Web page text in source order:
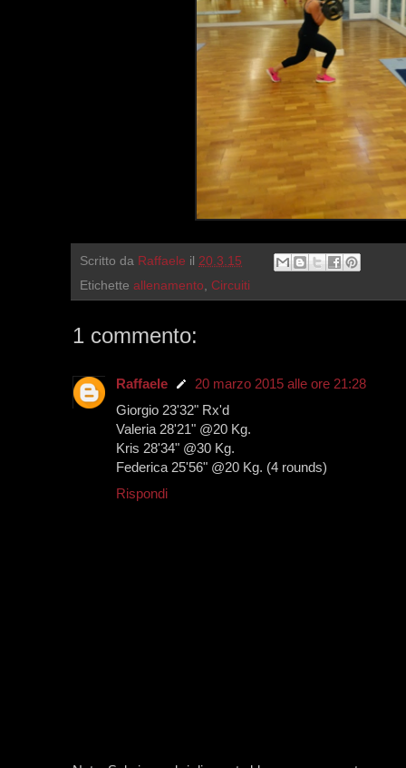
Scritto da Raffaele il 20.3.15
Etichette allenamento Circuiti
1 commento:
Raffaele
20 marzo 2015 alle ore 21:28
Giorgio 23'32" Rx'd
Valeria 28'21" @20 Kg.
Kris 28'34" @30 Kg.
Federica 25'56" @20 Kg. (4 rounds)
Rispondi